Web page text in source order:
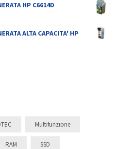
HP C6614D
ALTA CAPACITA' HP
Multifunzione
RAM SSD